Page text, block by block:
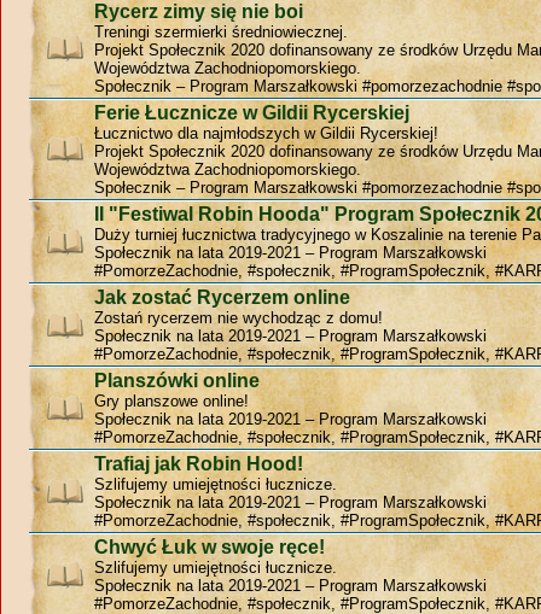
Rycerz zimy się nie boi
Treningi szermierki średniowiecznej.
Projekt Społecznik 2020 dofinansowany ze środków Urzędu
Województwa Zachodniopomorskiego.
Społecznik – Program Marszałkowski #pomorzezachodnie
Ferie Łucznicze w Gildii Rycerskiej
Łucznictwo dla najmłodszych w Gildii Rycerskiej!
Projekt Społecznik 2020 dofinansowany ze środków Urzędu
Województwa Zachodniopomorskiego.
Społecznik – Program Marszałkowski #pomorzezachodnie
II "Festiwal Robin Hooda" Program Społecznik
Duży turniej łucznictwa tradycyjnego w Koszalinie na terenie
Społecznik na lata 2019-2021 – Program Marszałkowski
#PomorzeZachodnie, #społecznik, #ProgramSpołecznik,
Jak zostać Rycerzem online
Zostań rycerzem nie wychodząc z domu!
Społecznik na lata 2019-2021 – Program Marszałkowski
#PomorzeZachodnie, #społecznik, #ProgramSpołecznik,
Planszówki online
Gry planszowe online!
Społecznik na lata 2019-2021 – Program Marszałkowski
#PomorzeZachodnie, #społecznik, #ProgramSpołecznik,
Trafiaj jak Robin Hood!
Szlifujemy umiejętności łucznicze.
Społecznik na lata 2019-2021 – Program Marszałkowski
#PomorzeZachodnie, #społecznik, #ProgramSpołecznik,
Chwyć Łuk w swoje ręce!
Szlifujemy umiejętności łucznicze.
Społecznik na lata 2019-2021 – Program Marszałkowski
#PomorzeZachodnie, #społecznik, #ProgramSpołecznik,